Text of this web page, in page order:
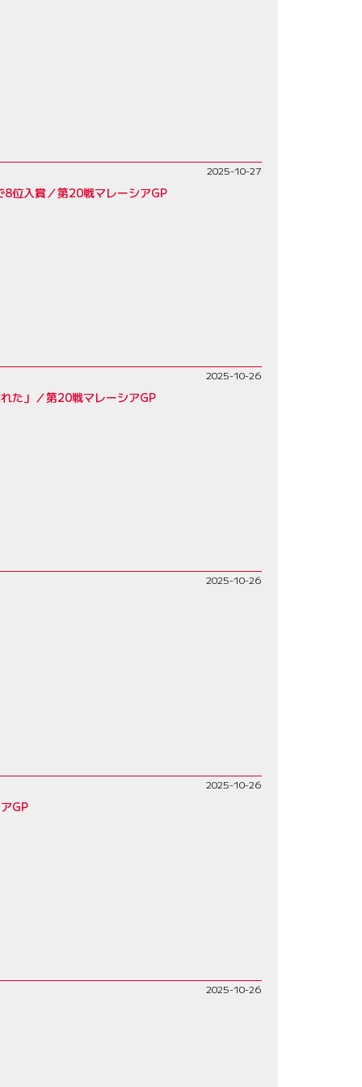
2025-10-27
8位入賞／第20戦マレーシアGP
2025-10-26
た」／第20戦マレーシアGP
2025-10-26
2025-10-26
GP
2025-10-26